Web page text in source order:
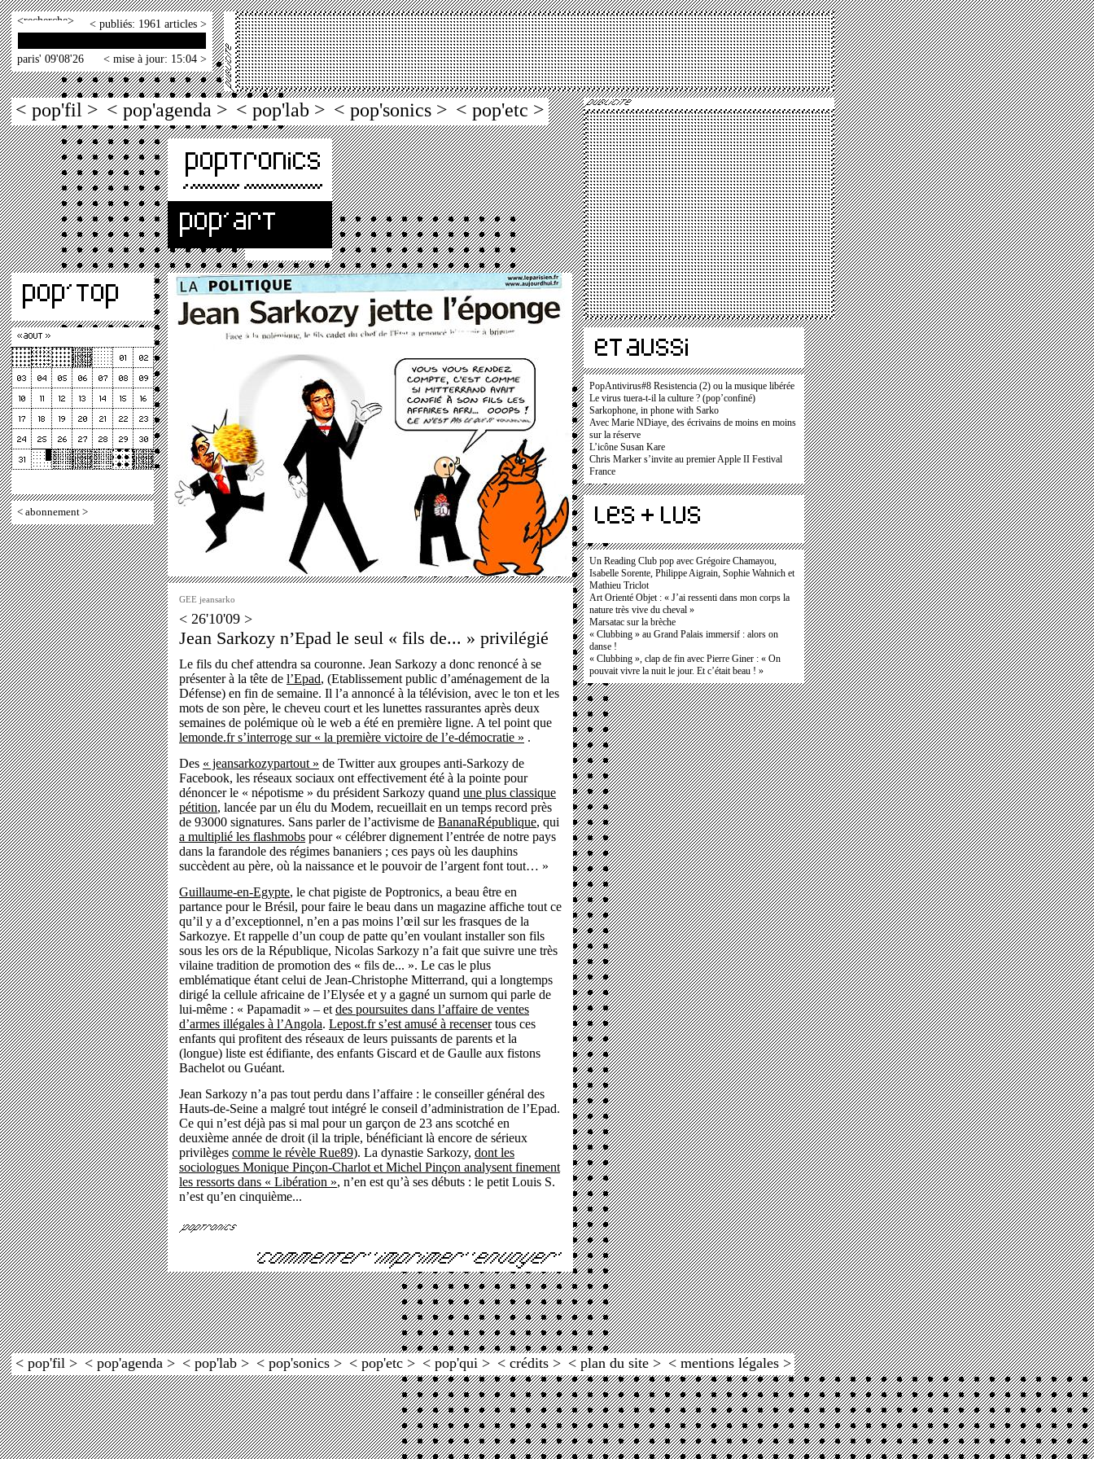
< > < publiés: 1961 articles >
paris' 09'08'26 < mise à jour: 15:04 >
< pop'fil > < pop'agenda > < pop'lab > < pop'sonics > < pop'etc >
< abonnement >
GEE jeansarko
< 26'10'09 >
Jean Sarkozy n’Epad le seul « fils de... » privilégié
Le fils du chef attendra sa couronne. Jean Sarkozy a donc renoncé à se
présenter à la tête de l’Epad, (Etablissement public d’aménagement de la
Défense) en fin de semaine. Il l’a annoncé à la télévision, avec le ton et les
mots de son père, le cheveu court et les lunettes rassurantes après deux
semaines de polémique où le web a été en première ligne. A tel point que
lemonde.fr s’interroge sur « la première victoire de l’e-démocratie » .
Des « jeansarkozypartout » de Twitter aux groupes anti-Sarkozy de
Facebook, les réseaux sociaux ont effectivement été à la pointe pour
dénoncer le « népotisme » du président Sarkozy quand une plus classique
pétition, lancée par un élu du Modem, recueillait en un temps record près
de 93000 signatures. Sans parler de l’activisme de BananaRépublique, qui
a multiplié les flashmobs pour « célébrer dignement l’entrée de notre pays
dans la farandole des régimes bananiers ; ces pays où les dauphins
succèdent au père, où la naissance et le pouvoir de l’argent font tout… »
Guillaume-en-Egypte, le chat pigiste de Poptronics, a beau être en
partance pour le Brésil, pour faire le beau dans un magazine affiche tout ce
qu’il y a d’exceptionnel, n’en a pas moins l’œil sur les frasques de la
Sarkozye. Et rappelle d’un coup de patte qu’en voulant installer son fils
sous les ors de la République, Nicolas Sarkozy n’a fait que suivre une très
vilaine tradition de promotion des « fils de... ». Le cas le plus
emblématique étant celui de Jean-Christophe Mitterrand, qui a longtemps
dirigé la cellule africaine de l’Elysée et y a gagné un surnom qui parle de
lui-même : « Papamadit » – et des poursuites dans l’affaire de ventes
d’armes illégales à l’Angola. Lepost.fr s’est amusé à recensertous ces
enfants qui profitent des réseaux de leurs puissants de parents et la
(longue) liste est édifiante, des enfants Giscard et de Gaulle aux fistons
Bachelot ou Guéant.
Jean Sarkozy n’a pas tout perdu dans l’affaire : le conseiller général des
Hauts-de-Seine a malgré tout intégré le conseil d’administration de l’Epad.
Ce qui n’est déjà pas si mal pour un garçon de 23 ans scotché en
deuxième année de droit (il la triple, bénéficiant là encore de sérieux
privilèges comme le révèle Rue89). La dynastie Sarkozy, dont les
sociologues Monique Pinçon-Charlot et Michel Pinçon analysent finement
les ressorts dans « Libération », n’en est qu’à ses débuts : le petit Louis S.
n’est qu’en cinquième...
PopAntivirus#8 Resistencia (2) ou la musique libérée
Le virus tuera-t-il la culture ? (pop’confiné)
Sarkophone, in phone with Sarko
Avec Marie NDiaye, des écrivains de moins en moins
sur la réserve
L’icône Susan Kare
Chris Marker s’invite au premier Apple II Festival
France
Un Reading Club pop avec Grégoire Chamayou,
Isabelle Sorente, Philippe Aigrain, Sophie Wahnich et
Mathieu Triclot
Art Orienté Objet : « J’ai ressenti dans mon corps la
nature très vive du cheval »
Marsatac sur la brèche
« Clubbing » au Grand Palais immersif : alors on
danse !
« Clubbing », clap de fin avec Pierre Giner : « On
pouvait vivre la nuit le jour. Et c’était beau ! »
< pop'fil > < pop'agenda > < pop'lab > < pop'sonics > < pop'etc > < pop'qui > < crédits > < plan du site > < mentions légales >